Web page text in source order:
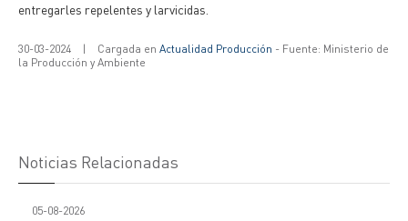
entregarles repelentes y larvicidas.
30-03-2024 | Cargada en Actualidad Producción - Fuente: Ministerio de
la Producción y Ambiente
Noticias Relacionadas
05-08-2026